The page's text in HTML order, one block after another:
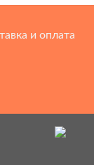
и оплата